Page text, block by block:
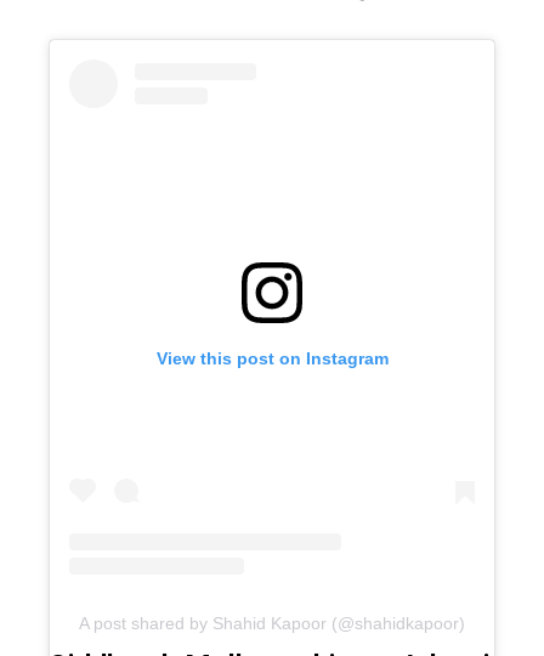
View this post on Instagram
A post shared by Shahid Kapoor (@shahidkapoor)